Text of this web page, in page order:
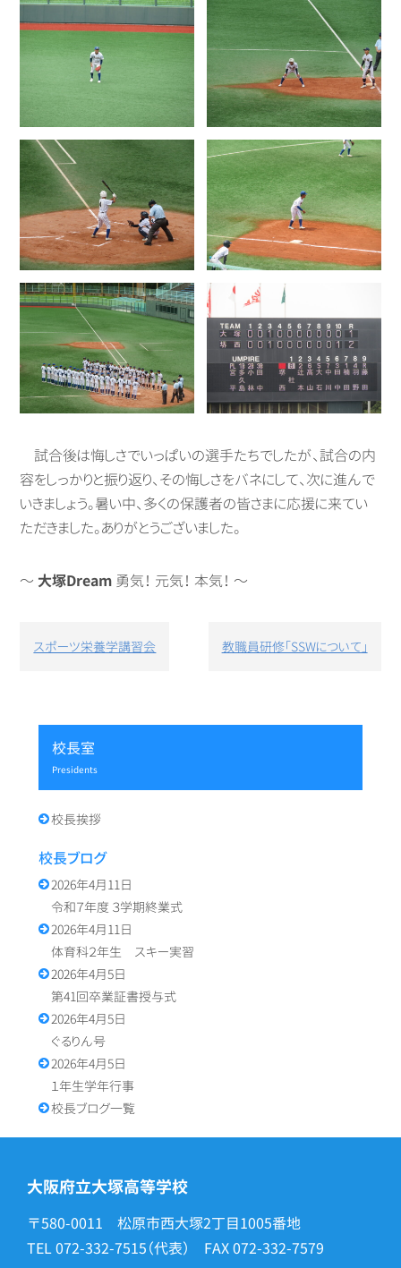
試合後は悔しさでいっぱいの選手たちでしたが、試合の内
容をしっかりと振り返り、その悔しさをバネにして、次に進んで
いきましょう。暑い中、多くの保護者の皆さまに応援に来てい
ただきました。ありがとうございました。
～ 大塚Dream 勇気！ 元気！ 本気！ ～
稿スポーツ栄養学講習会 教職員研修「SSWについて」
校長室
presidents
校長挨拶
校長ブログ
2026年4月11日
令和７年度 ３学期終業式
2026年4月11日
体育科２年生 スキー実習
2026年4月5日
第41回卒業証書授与式
2026年4月5日
ぐるりん号
2026年4月5日
１年生学年行事
校長ブログ一覧
大阪府立大塚高等学校
〒580-0011 松原市西大塚2丁目1005番地
TEL072-332-7515（代表） FAX072-332-7579